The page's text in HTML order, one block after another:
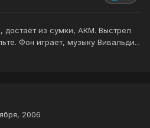
достаёт из сумки, АКМ. Выстрел
Фон играет, музыку Вивальди...
2006